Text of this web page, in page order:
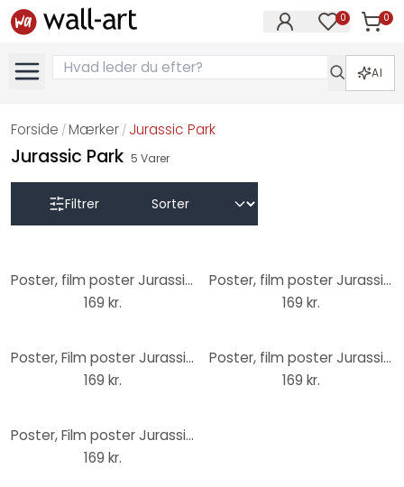
0 0
Varer
AI
Forside / Mærker / Jurassic Park
Jurassic Park 5 Varer
Filtrer
Poster, film poster Jurassic World 61x91,5 cm
169 kr.
Poster, film poster Jurassic Park - 30th Anniversary 61x91,5 cm
169 kr.
Poster, Film poster Jurassic World - Back Country 61x91,5 cm
169 kr.
Poster, film poster Jurassic World: Dominion 61x91,5 cm
169 kr.
Poster, Film poster Jurassic Park - Logo 91,5x61 cm
169 kr.